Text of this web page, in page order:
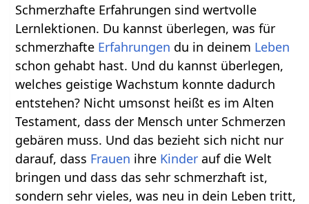
Schmerzhafte Erfahrungen sind wertvolle
Lernlektionen. Du kannst überlegen, was für
schmerzhafte Erfahrungen du in deinem Leben
schon gehabt hast. Und du kannst überlegen,
welches geistige Wachstum konnte dadurch
entstehen? Nicht umsonst heißt es im Alten
Testament, dass der Mensch unter Schmerzen
gebären muss. Und das bezieht sich nicht nur
darauf, dass Frauen ihre Kinder auf die Welt
bringen und dass das sehr schmerzhaft ist,
sondern sehr vieles, was neu in dein Leben tritt,